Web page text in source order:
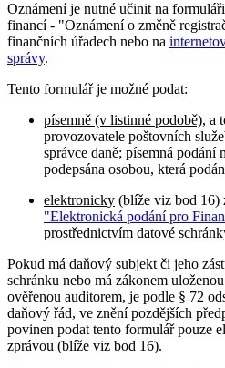
Oznámení je nutné učinit na
financí - "Oznámení o změně
finančních úřadech nebo na
správy.
Tento formulář je možné podat:
písemně (v listinné podobě), a
provozovatele poštovních
správce daně; písemná podání
podepsána osobou, která
elektronicky (blíže viz bod 16)
"Elektronická podání pro
prostřednictvím datové
Pokud má daňový subjekt či jeho
schránku nebo má zákonem
ověřenou auditorem, je podle § 72
daňový řád, ve znění pozdějších
povinen podat tento formulář pouze
zprávou (blíže viz bod 16).